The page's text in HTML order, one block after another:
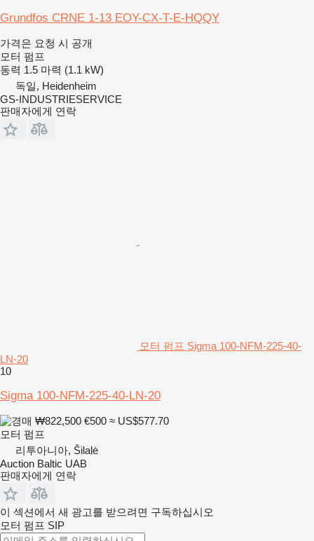
Grundfos CRNE 1-13 EOY-CX-T-E-HQQY
가격은 요청 시 공개
모터 펌프
동력 1.5 마력 (1.1 kW)
독일, Heidenheim
GS-INDUSTRIESERVICE
판매자에게 연락
모터 펌프 Sigma 100-NFM-225-40-
LN-20
10
Sigma 100-NFM-225-40-LN-20
₩822,500 €500 ≈ US$577.70
모터 펌프
리투아니아, Šilalė
Auction Baltic UAB
판매자에게 연락
이 섹션에서 새 광고를 받으려면 구독하십시오
모터 펌프 SIP